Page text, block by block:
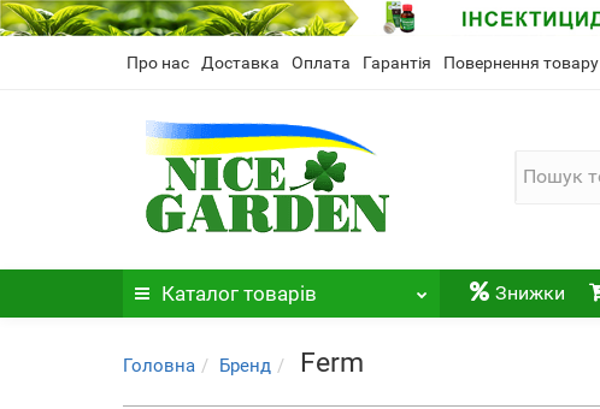
Про нас Доставка Оплата Гарантія Повернення товару
Каталог товарів Знижки
Головна Бренд Ferm